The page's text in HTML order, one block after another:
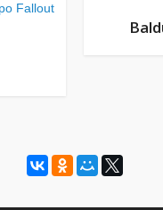
Fallout